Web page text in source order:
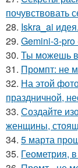
почувствовать
28. Iskra_ai идея.
29. Gemini-3-pro
30. Ты можешь
31. Промпт: не
32. На этой
праздничной,
33. Создайте
женщины,
34. 5 марта
35. Геометрия,